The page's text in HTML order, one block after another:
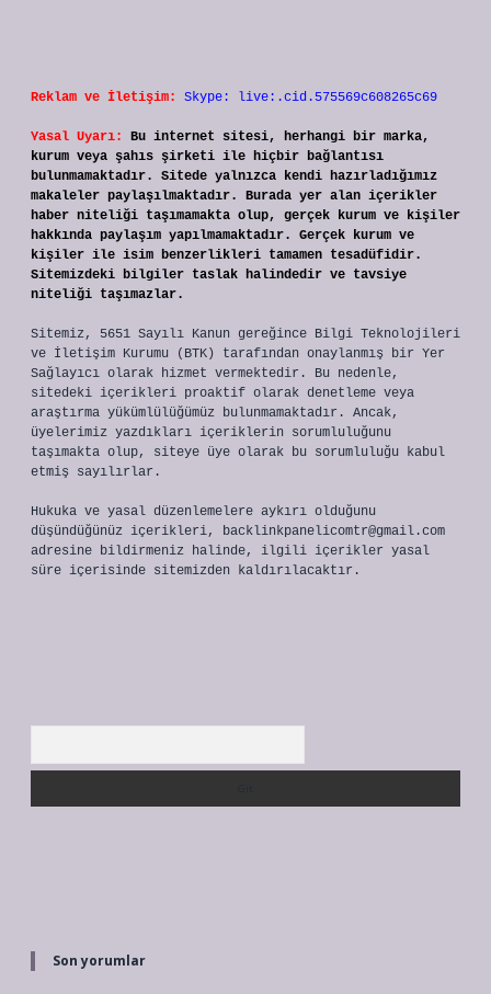
Reklam ve İletişim: Skype: live:.cid.575569c608265c69
Yasal Uyarı:
Bu internet sitesi, herhangi bir marka,
kurum veya şahıs şirketi ile hiçbir bağlantısı
bulunmamaktadır. Sitede yalnızca kendi hazırladığımız
makaleler paylaşılmaktadır. Burada yer alan içerikler
haber niteliği taşımamakta olup, gerçek kurum ve kişiler
hakkında paylaşım yapılmamaktadır. Gerçek kurum ve
kişiler ile isim benzerlikleri tamamen tesadüfidir.
Sitemizdeki bilgiler taslak halindedir ve tavsiye
niteliği taşımazlar.
Sitemiz, 5651 Sayılı Kanun gereğince Bilgi Teknolojileri
ve İletişim Kurumu (BTK) tarafından onaylanmış bir Yer
Sağlayıcı olarak hizmet vermektedir. Bu nedenle,
sitedeki içerikleri proaktif olarak denetleme veya
araştırma yükümlülüğümüz bulunmamaktadır. Ancak,
üyelerimiz yazdıkları içeriklerin sorumluluğunu
taşımakta olup, siteye üye olarak bu sorumluluğu kabul
etmiş sayılırlar.
Hukuka ve yasal düzenlemelere aykırı olduğunu
düşündüğünüz içerikleri, backlinkpanelicomtr@gmail.com
adresine bildirmeniz halinde, ilgili içerikler yasal
süre içerisinde sitemizden kaldırılacaktır.
Son yorumlar